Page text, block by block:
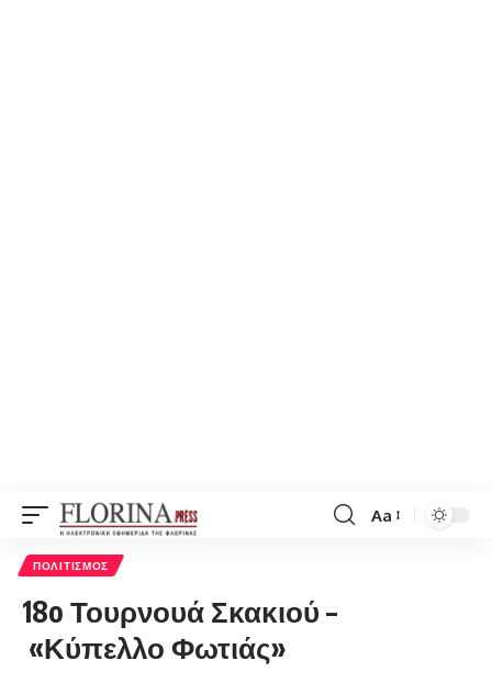
Font
Aa
ΠΟΛΙΤΙΣΜΌΣ
18o Τουρνουά Σκακιού –
«Κύπελλο Φωτιάς»